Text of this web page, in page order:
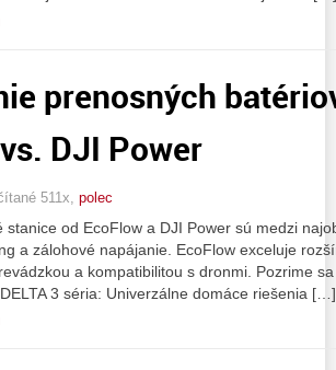
prenosných
DJI Power
511x, polec
stanice od EcoFlow a DJI Power sú medzi
a zálohové napájanie. EcoFlow exceluje
a kompatibilitou s dronmi. Pozrime
3 séria: Univerzálne domáce riešenia […]